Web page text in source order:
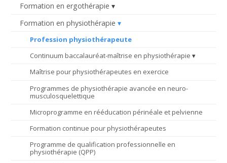
Formation en ergothérapie
Formation en physiothérapie
Profession physiothérapeute
Continuum baccalauréat-maîtrise en physiothérapie
Maîtrise pour physiothérapeutes en exercice
Programmes de physiothérapie avancée en neuro-
musculosquelettique
Microprogramme en rééducation périnéale et pelvienne
Formation continue pour physiothérapeutes
Programme de qualification professionnelle en
physiothérapie (QPP)